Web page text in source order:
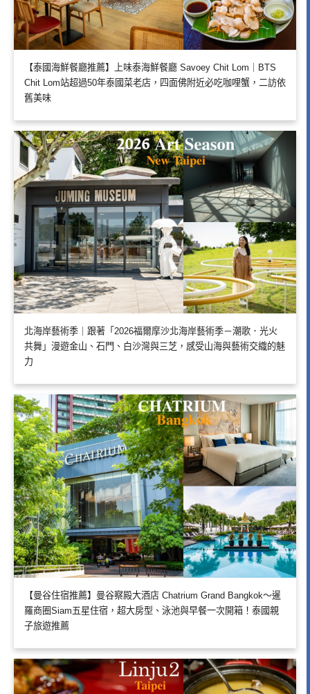
【泰國海鮮餐廳推薦】上味泰海鮮餐廳 Savoey Chit Lom｜BTS
Chit Lom站超過50年泰國菜老店，四面佛附近必吃咖哩蟹，二訪依
舊美味
北海岸藝術季｜跟著「2026福爾摩沙北海岸藝術季－潮歌．光火
共舞」漫遊金山、石門、白沙灣與三芝，感受山海與藝術交織的魅
力
【曼谷住宿推薦】曼谷察殿大酒店 Chatrium Grand Bangkok～暹
羅商圈Siam五星住宿，超大房型、泳池與早餐一次開箱！泰國親
子旅遊推薦